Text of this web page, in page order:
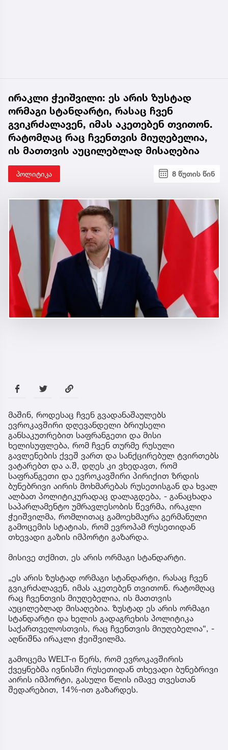
ირაკლი ჭეიშვილი: ეს არის ზუსტად
ორმაგი სტანდარტი, რასაც ჩვენ
გვიკრძალავენ, იმას აკეთებენ თვითონ.
რატომღაც რაც ჩვენთვის მიუღებელია,
ის მათთვის აუცილებლად მისაღებია
პოლიტიკა 8 წუთის წინ
მაშინ, როდესაც ჩვენ გვადანაშაულებს
ევროკავშირი დღევანდელი ბრიუსელი
განსაკუთრებით საფრანგეთი და მისი
ხელისუფლება, რომ ჩვენ თურმე რუსული
გავლენების ქვეშ ვართ და სანქცირებულ ტვირთებს
ვატარებთ და ა.შ, დღეს კი ვხედავთ, რომ
საფრანგეთი და ევროკავშირი პირიქით ზრდის
ბუნებრივი აირის მოხმარებას რუსეთისგან და ხვალ
ალბათ პოლიტიკურადაც დალაგდება, - განაცხადა
საპარლამენტო უმრავლესობის წევრმა, ირაკლი
ჭეიშვილმა, რომლითაც გამოეხმაურა გერმანული
გამოცემის სტატიას, რომ ევროპამ რუსეთიდან
თხევადი გაზის იმპორტი გაზარდა.
მისივე თქმით, ეს არის ორმაგი სტანდარტი.
„ეს არის ზუსტად ორმაგი სტანდარტი, რასაც ჩვენ
გვიკრძალავენ, იმას აკეთებენ თვითონ. რატომღაც
რაც ჩვენთვის მიუღებელია, ის მათთვის
აუცილებლად მისაღებია. ზუსტად ეს არის ორმაგი
სტანდარტი და ხელის გადაგრეხის პოლიტიკა
საქართველოსთვის, რაც ჩვენთვის მიუღებელია“, -
აღნიშნა ირაკლი ჭეიშვილმა.
გამოცემა WELT-ი წერს, რომ ევროკავშირის
ქვეყნებმა ივნისში რუსეთიდან თხევადი ბუნებრივი
აირის იმპორტი, გასული წლის იმავე თვესთან
შედარებით, 14%-ით გაზარდეს.